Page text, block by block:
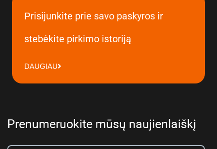
Prisijunkite prie savo paskyros ir
stebėkite pirkimo istoriją
DAUGIAU
Prenumeruokite mūsų naujienlaiškį